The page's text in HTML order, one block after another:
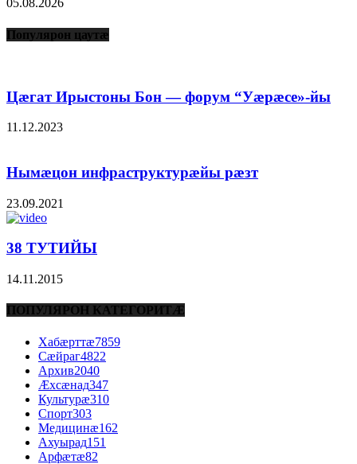
05.08.2026
Популярон цаутæ
Цæгат Ирыстоны Бон — форум “Уæрæсе»-йы
11.12.2023
Нымæцон инфраструктурæйы рæзт
23.09.2021
38 ТУТИЙЫ
14.11.2015
ПОПУЛЯРОН КАТЕГОРИТÆ
Хабæрттæ7859
Сæйраг4822
Архив2040
Æхсæнад347
Культурæ310
Спорт303
Медицинæ162
Ахуырад151
Арфæтæ82